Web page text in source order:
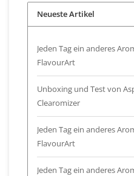
Neueste Artikel
Jeden Tag ein anderes
FlavourArt
Unboxing und Test von
Clearomizer
Jeden Tag ein anderes
FlavourArt
Jeden Tag ein anderes